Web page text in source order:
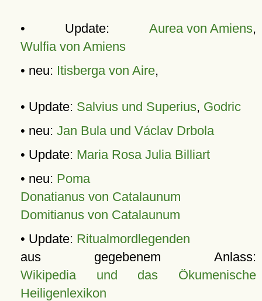
• Update: Aurea von Amiens,
Wulfia von Amiens
• neu: Itisberga von Aire,
• Update: Salvius und Superius, Godric
• neu: Jan Bula und Václav Drbola
• Update: Maria Rosa Julia Billiart
• neu: Poma
Donatianus von Catalaunum
Domitianus von Catalaunum
• Update: Ritualmordlegenden
aus gegebenem Anlass:
Wikipedia und das Ökumenische
Heiligenlexikon